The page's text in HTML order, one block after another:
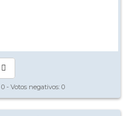
0 - Votos negativos: 0